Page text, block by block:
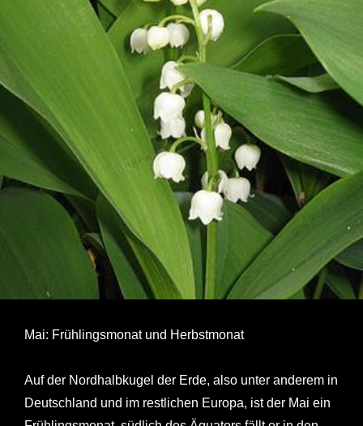
Mai: Frühlingsmonat und Herbstmonat
Auf der Nordhalbkugel der Erde, also unter anderem in
Deutschland und im restlichen Europa, ist der Mai ein